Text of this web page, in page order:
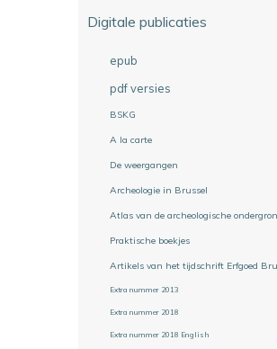
Digitale publicaties
epub
pdf versies
BSKG
A la carte
De weergangen
Archeologie in Brussel
Atlas van de archeologische
Praktische boekjes
Artikels van het tijdschrift Erfgoed
Extra nummer 2013
Extra nummer 2018
Extra nummer 2018 English